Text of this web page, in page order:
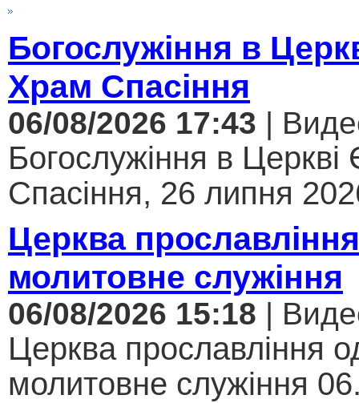
Богослужіння в
Храм Спасіння
06/08/2026 17:43 |
Богослужіння в
Спасіння, 26 липня
Церква
молитовне служіння
06/08/2026 15:18 |
Церква прославління
молитовне служіння